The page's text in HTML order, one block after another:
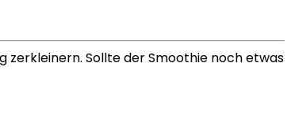
zerkleinern. Sollte der Smoothie noch etwas